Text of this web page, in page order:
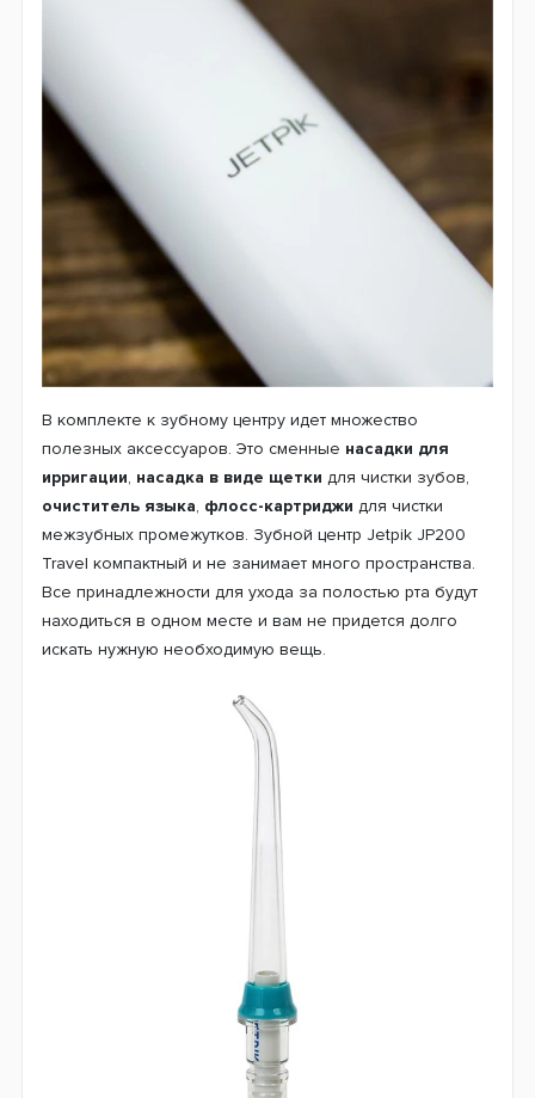
В комплекте к зубному центру идет множество
полезных аксессуаров. Это сменные насадки для
ирригации, насадка в виде щетки для чистки зубов,
очиститель языка, флосс-картриджи для чистки
межзубных промежутков. Зубной центр Jetpik JP200
Travel компактный и не занимает много пространства.
Все принадлежности для ухода за полостью рта будут
находиться в одном месте и вам не придется долго
искать нужную необходимую вещь.